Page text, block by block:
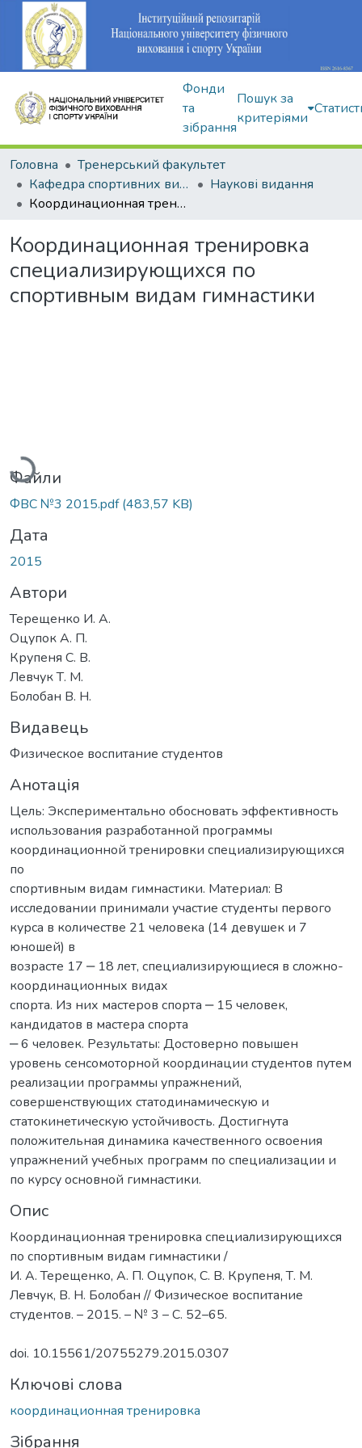
Фонди
та
зібрання
Пошук за
критеріями
Головна
Тренерський факультет
Кафедра спортивних видів гімнастики
Наукові видання
Координационная тренировка специализирующихся по спортивным видам гимнастики
Координационная тренировка
специализирующихся по
спортивным видам гимнастики
Вантажиться...
Файли
ФВС №3 2015.pdf(483,57 KB)
Дата
2015
Автори
Терещенко И. А.
Оцупок А. П.
Крупеня С. В.
Левчук Т. М.
Болобан В. Н.
Видавець
Физическое воспитание студентов
Анотація
Цель: Экспериментально обосновать эффективность
использования разработанной программы
координационной тренировки специализирующихся
по
спортивным видам гимнастики. Материал: В
исследовании принимали участие студенты первого
курса в количестве 21 человека (14 девушек и 7
юношей) в
возрасте 17 ‒ 18 лет, специализирующиеся в сложно-
координационных видах
спорта. Из них мастеров спорта ‒ 15 человек,
кандидатов в мастера спорта
‒ 6 человек. Результаты: Достоверно повышен
уровень сенсомоторной координации студентов путем
реализации программы упражнений,
совершенствующих статодинамическую и
статокинетическую устойчивость. Достигнута
положительная динамика качественного освоения
упражнений учебных программ по специализации и
по курсу основной гимнастики.
Опис
Координационная тренировка специализирующихся
по спортивным видам гимнастики /
И. А. Терещенко, А. П. Оцупок, С. В. Крупеня, Т. М.
Левчук, В. Н. Болобан // Физическое воспитание
студентов. – 2015. – № 3 – С. 52–65.
doi. 10.15561/20755279.2015.0307
Ключові слова
координационная тренировка
Зібрання